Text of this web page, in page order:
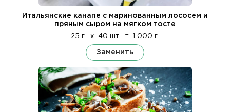
Итальянские канапе с маринованным лососем и
пряным сыром на мягком тосте
25 г. x 40 шт. = 1 000 г.
Заменить